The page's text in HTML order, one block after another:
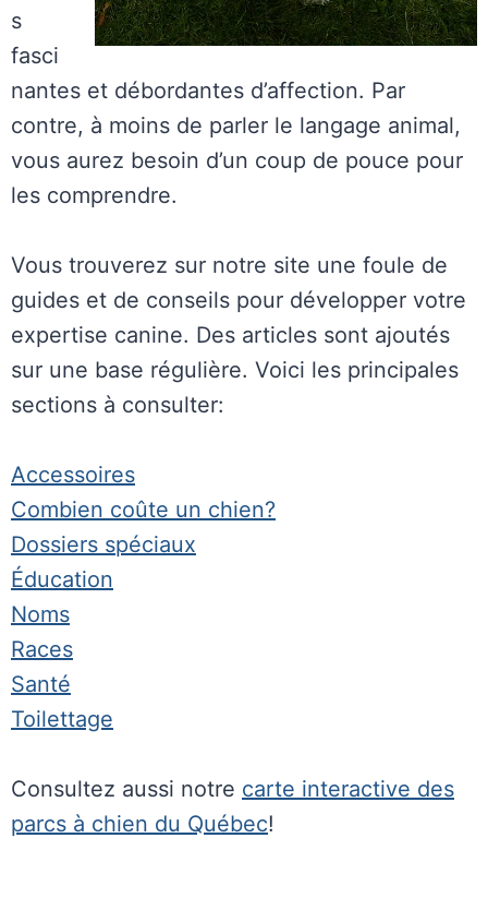
s
fasci
nantes et débordantes d’affection. Par
contre, à moins de parler le langage animal,
vous aurez besoin d’un coup de pouce pour
les comprendre.
Vous trouverez sur notre site une foule de
guides et de conseils pour développer votre
expertise canine. Des articles sont ajoutés
sur une base régulière. Voici les principales
sections à consulter:
Accessoires
Combien coûte un chien?
Dossiers spéciaux
Éducation
Noms
Races
Santé
Toilettage
Consultez aussi notre carte interactive des
parcs à chien du Québec!